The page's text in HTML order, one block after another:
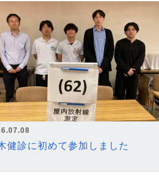
健診に初めて参加しました